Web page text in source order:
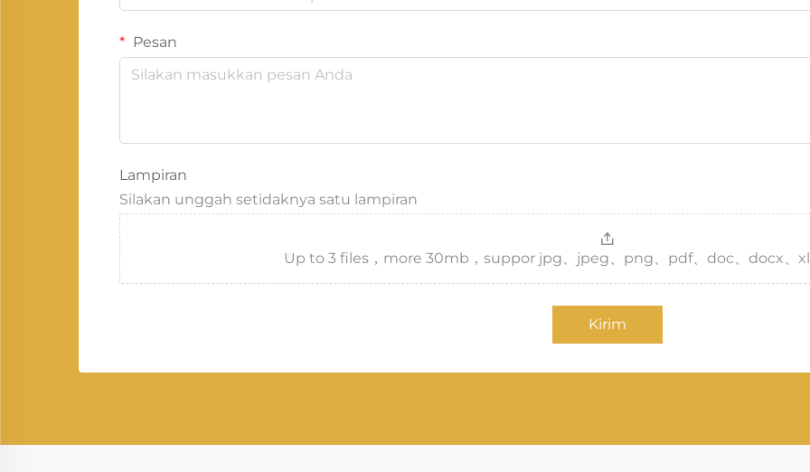
Pesan
Lampiran
Silakan unggah setidaknya satu lampiran
Up to 3 files，more 30mb，suppor jpg、jpeg、png、pdf、doc、docx、
Kirim